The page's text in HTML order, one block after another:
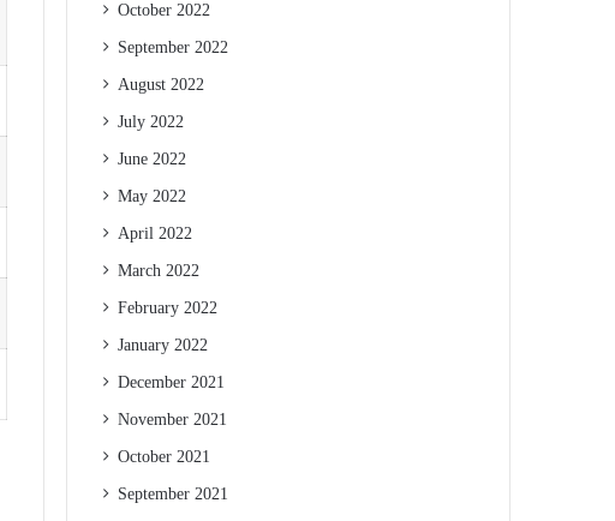
October 2022
September 2022
August 2022
July 2022
June 2022
May 2022
April 2022
March 2022
February 2022
January 2022
December 2021
November 2021
October 2021
September 2021